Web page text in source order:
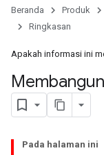
Beranda Produk
Ringkasan
Apakah informasi ini
Pada halaman ini